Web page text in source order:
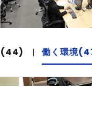
(44) 働く環境